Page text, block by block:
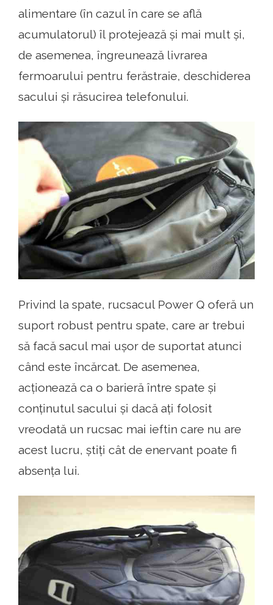
alimentare (în cazul în care se află
acumulatorul) îl protejează și mai mult și,
de asemenea, îngreunează livrarea
fermoarului pentru ferăstraie, deschiderea
sacului și răsucirea telefonului.
Privind la spate, rucsacul Power Q oferă un
suport robust pentru spate, care ar trebui
să facă sacul mai ușor de suportat atunci
când este încărcat. De asemenea,
acționează ca o barieră între spate și
conținutul sacului și dacă ați folosit
vreodată un rucsac mai ieftin care nu are
acest lucru, știți cât de enervant poate fi
absența lui.